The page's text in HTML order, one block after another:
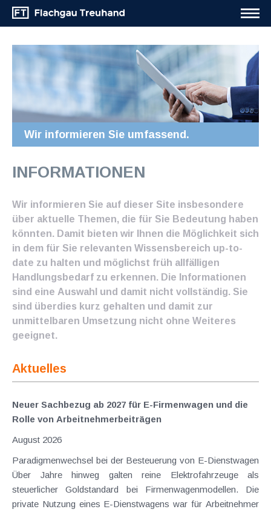
Wir informieren Sie umfassend.
INFORMATIONEN
Wir informieren Sie auf dieser Site insbesondere
über aktuelle Themen, die für Sie Bedeutung haben
könnten. Damit bieten wir Ihnen die Möglichkeit sich
in dem für Sie relevanten Wissensbereich up-to-
date zu halten und möglichst früh allfälligen
Handlungsbedarf zu erkennen. Die Informationen
sind eine Auswahl und damit nicht vollständig. Sie
sind überdies kurz gehalten und damit zur
unmittelbaren Umsetzung nicht ohne Weiteres
geeignet.
Aktuelles
Neuer Sachbezug ab 2027 für E-Firmenwagen und die
Rolle von Arbeitnehmer​­beiträgen
August 2026
Paradigmenwechsel bei der Besteuerung von E-Dienstwagen
Über Jahre hinweg galten reine Elektrofahrzeuge als
steuerlicher Goldstandard bei Firmenwagenmodellen. Die
private Nutzung eines E-Dienstwagens war für Arbeitnehmer